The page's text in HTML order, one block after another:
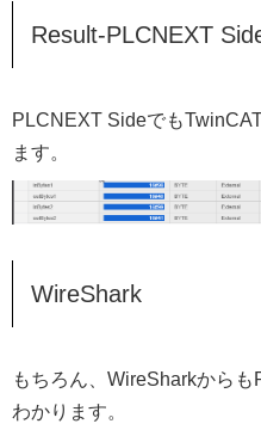
Result-PLCNEXT
PLCNEXT Sideでも
ます。
WireShark
もちろん、WireSharkから
わかります。